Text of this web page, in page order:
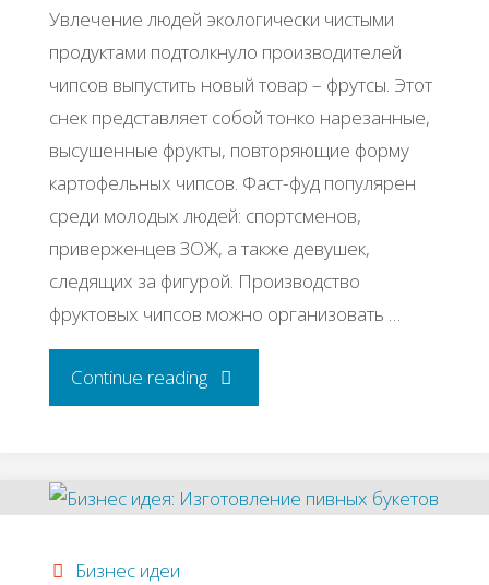
Увлечение людей экологически чистыми
продуктами подтолкнуло производителей
чипсов выпустить новый товар – фрутсы. Этот
снек представляет собой тонко нарезанные,
высушенные фрукты, повторяющие форму
картофельных чипсов. Фаст-фуд популярен
среди молодых людей: спортсменов,
приверженцев ЗОЖ, а также девушек,
следящих за фигурой. Производство
фруктовых чипсов можно организовать …
Continue reading"Бизнес
Бизнес идеи